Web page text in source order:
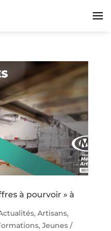
à pourvoir » à
, Artisans,
, Jeunes /